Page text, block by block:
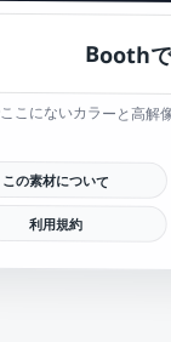
Booth
こにないカラーと高解
この素材について
利用規約